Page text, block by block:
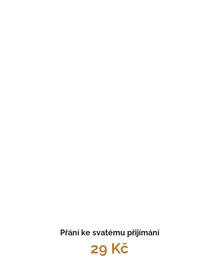
Přání ke svatému přijímání
29 Kč